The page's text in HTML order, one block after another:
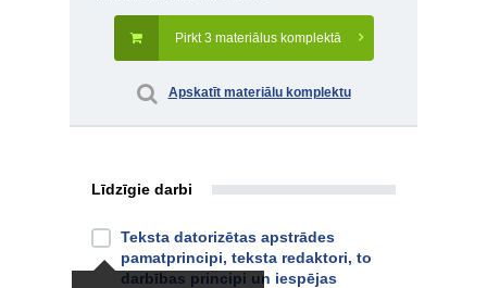
Pirkt 3 materiālus komplektā
Apskatīt materiālu komplektu
Līdzīgie darbi
Teksta datorizētas apstrādes
pamatprincipi, teksta redaktori, to
darbības principi un iespējas